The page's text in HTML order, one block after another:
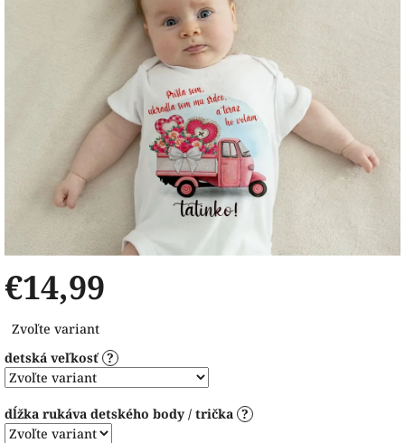
€14,99
cena:
Zvoľte variant
detská veľkosť ?
dĺžka rukáva detského body / trička ?